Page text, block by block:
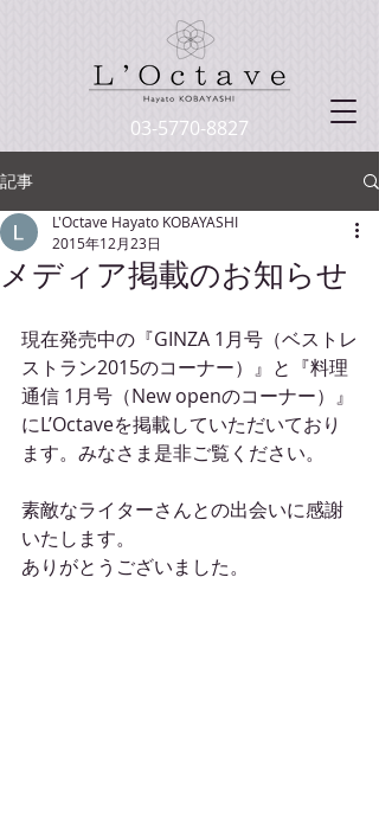
03-5770-8827
記事
メディア掲載のお知らせ
L'Octave Hayato KOBAYASHI
2015年12月23日
現在発売中の『GINZA 1月号（ベストレ
ストラン2015のコーナー）』と『料理
通信 1月号（New openのコーナー）』
にL’Octaveを掲載していただいており
ます。みなさま是非ご覧ください。
素敵なライターさんとの出会いに感謝
いたします。
ありがとうございました。